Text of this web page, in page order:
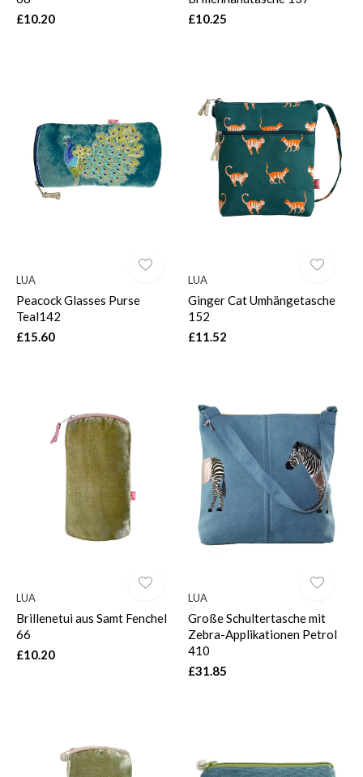
£10.20
£10.25
LUA
Peacock Glasses Purse
Teal142
£15.60
LUA
Ginger Cat Umhängetasche
152
£11.52
LUA
Brillenetui aus Samt Fenchel
66
£10.20
LUA
Große Schultertasche mit
Zebra-Applikationen Petrol
410
£31.85